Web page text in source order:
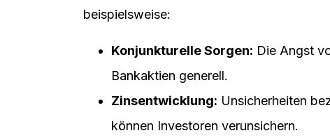
beispielsweise:
Konjunkturelle Sorgen: Die Angst
Bankaktien generell.
Zinsentwicklung: Unsicherheiten
können Investoren verunsichern.